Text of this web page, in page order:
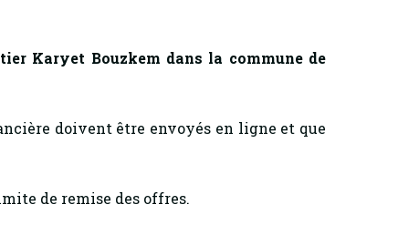
Karyet Bouzkem dans la commune de
doivent être envoyés en ligne et que
de remise des offres.